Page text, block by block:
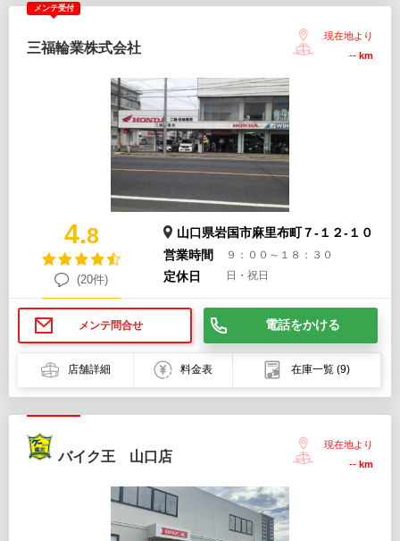
メンテ受付
三福輪業株式会社
現在地より
-- km
4.8
(20件)
山口県岩国市麻里布町７-１２-１０
営業時間
９：００～１８：３０
定休日 日・祝日
メンテ問合せ 電話をかける
店舗詳細 料金表 在庫一覧 (9)
バイク王 山口店
現在地より
-- km